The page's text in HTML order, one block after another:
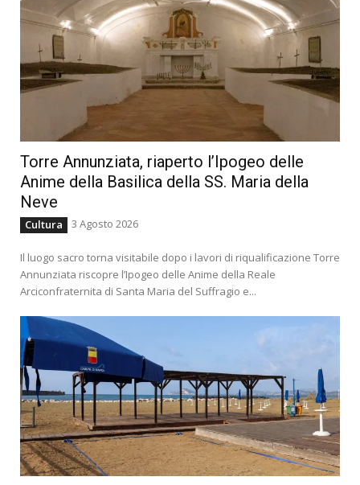
Torre Annunziata, riaperto l’Ipogeo delle
Anime della Basilica della SS. Maria della
Neve
Cultura 3 Agosto 2026
Il luogo sacro torna visitabile dopo i lavori di riqualificazione Torre
Annunziata riscopre l’Ipogeo delle Anime della Reale
Arciconfraternita di Santa Maria del Suffragio e...